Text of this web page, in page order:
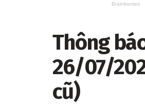
Thông
26/07/
cũ)